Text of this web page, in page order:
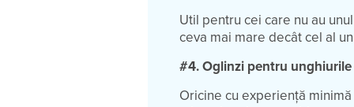
Util pentru cei care nu au
ceva mai mare decât cel al
#4. Oglinzi pentru
Oricine cu experiență